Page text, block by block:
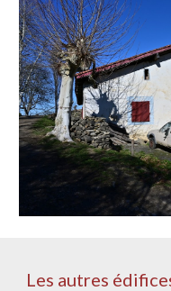
Les autres